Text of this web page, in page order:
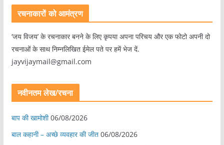
रचनाकारों को आमंत्रण
‘जय विजय’ के रचनाकार बनने के लिए कृपया अपना परिचय और एक फोटो अपनी दो
रचनाओं के साथ निम्नलिखित ईमेल पते पर हमें भेज दें.
jayvijaymail@gmail.com
नवीनतम लेख/रचना
बाप की खामोशी 06/08/2026
बाल कहानी – अच्छे व्यवहार की जीत 06/08/2026